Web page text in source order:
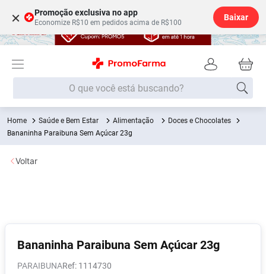
× Promoção exclusiva no app
Economize R$10 em pedidos acima de R$100
Baixar
O que você está buscando?
Saúde e Bem Estar Alimentação
Doces e Chocolates
Bananinha Paraibuna Sem Açúcar 23g
Bananinha Paraibuna Sem Açúcar 23g
PARAIBUNA : 1114730
Voltar
Termos mais buscados
1º Fralda
2
5º Fralda G
6º Desodorante
7º Shampoo